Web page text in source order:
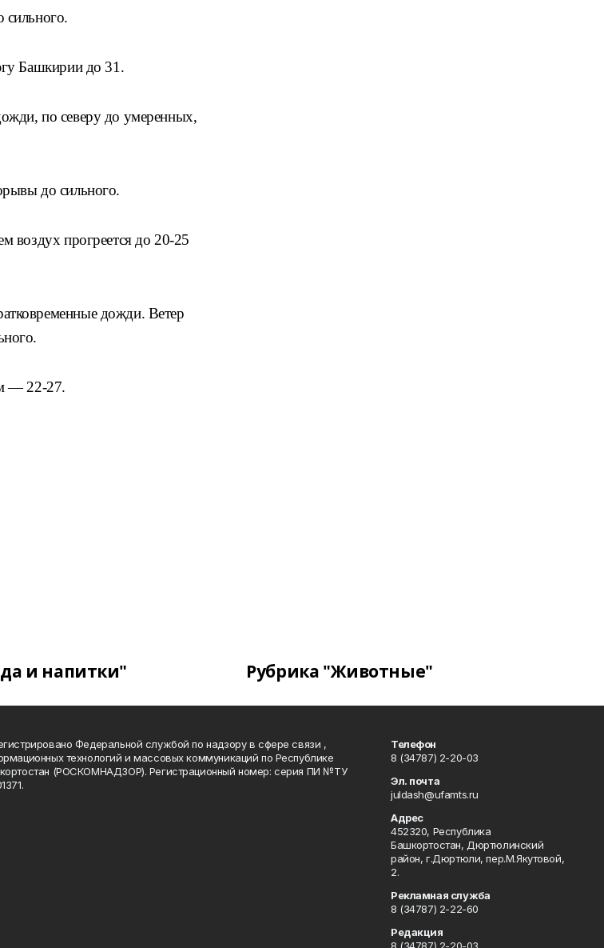
сильного.
Башкирии до 31.
по северу до умеренных,
до сильного.
воздух прогреется до 20-25
дожди. Ветер
— 22-27.
и напитки" Рубрика "Животные"
Федеральной службой по надзору в сфере связи ,
технологий и массовых коммуникаций по Республике
(РОСКОМНАДЗОР). Регистрационный номер: серия ПИ №ТУ
Телефон
8 (34787) 2-20-03
Эл. почта
juldash@ufamts.ru
Адрес
452320, Республика
Башкортостан, Дюртюлинский
район, г.Дюртюли, пер.М.Якутовой,
2.
Рекламная служба
8 (34787) 2-22-60
Редакция